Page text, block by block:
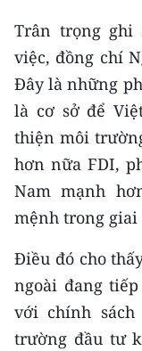
Trân trọng
việc, đồng chí
Đây là những
là cơ sở để
thiện môi
hơn nữa FDI,
Nam mạnh
mệnh trong giai
Điều đó cho
ngoài đang
với chính
trường đầu tư